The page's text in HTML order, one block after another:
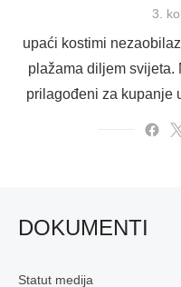
3.
upaći kostimi
plažama diljem svijeta.
prilagođeni za kupanje
DOKUMENTI
Statut medija